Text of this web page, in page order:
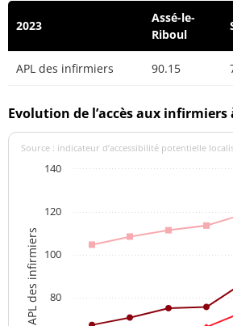
2023
Assé-le-
Riboul
APL des infirmiers 90.15
Evolution de l’accès aux infirmiers
APL des infirmiers
Source : indicateur d’accessibilité potentielle
80
100
120
140